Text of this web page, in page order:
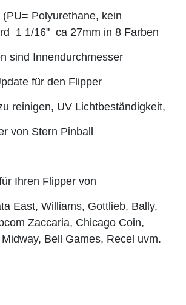
(PU= Polyurethane, kein
1 1/16" ca 27mm in 8 Farben
sind Innendurchmesser
für den Flipper
reinigen, UV Lichtbeständigkeit,
von Stern Pinball
Ihren Flipper von
East, Williams, Gottlieb, Bally,
Zaccaria, Chicago Coin,
Bell Games, Recel uvm.